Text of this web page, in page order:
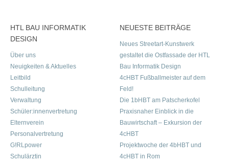
HTL BAU INFORMATIK
DESIGN
Über uns
Neuigkeiten & Aktuelles
Leitbild
Schulleitung
Verwaltung
Schüler:innenvertretung
Elternverein
Personalvertretung
G!RLpower
Schulärztin
NEUESTE BEITRÄGE
Neues Streetart-Kunstwerk
gestaltet die Ostfassade der HTL
Bau Informatik Design
4cHBT Fußballmeister auf dem
Feld!
Die 1bHBT am Patscherkofel
Praxisnaher Einblick in die
Bauwirtschaft – Exkursion der
4cHBT
Projektwoche der 4bHBT und
4cHBT in Rom